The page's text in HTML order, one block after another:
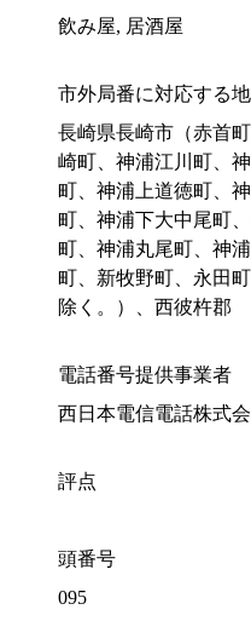
飲み屋, 居酒屋
市外局番に対応する
長崎県長崎市（赤首
崎町、神浦江川町、
町、神浦上道徳町、
町、神浦下大中尾町
町、神浦丸尾町、神
町、新牧野町、永田
除く。）、西彼杵郡
電話番号提供事業者
西日本電信電話株式
評点
頭番号
095